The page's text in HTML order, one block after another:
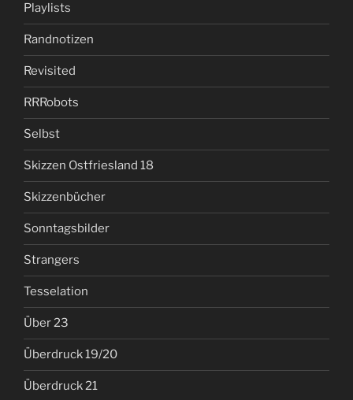
Playlists
Randnotizen
Revisited
RRRobots
Selbst
Skizzen Ostfriesland 18
Skizzenbücher
Sonntagsbilder
Strangers
Tesselation
Über 23
Überdruck 19/20
Überdruck 21